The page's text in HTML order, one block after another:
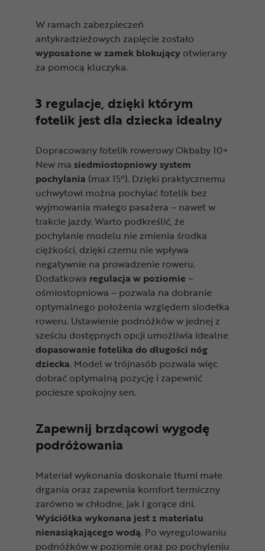
W ramach zabezpieczeń
antykradzieżowych zapięcie zostało
wyposażone w zamek blokujący otwierany
za pomocą kluczyka.
3 regulacje, dzięki którym
fotelik jest dla dziecka idealny
Dopracowany fotelik rowerowy Okbaby 10+
New ma siedmiostopniowy system
pochylania (max 15°). Dzięki praktycznemu
uchwytowi można pochylać fotelik bez
wyjmowania małego pasażera – nawet w
trakcie jazdy. Warto podkreślić, że
pochylanie modelu nie zmienia środka
ciężkości, dzięki czemu nie wpływa
negatywnie na prowadzenie roweru.
Dodatkowa regulacja w poziomie –
ośmiostopniowa – pozwala na dobranie
optymalnego położenia względem siodełka
roweru. Ustawienie podnóżków w jednej z
sześciu dostępnych opcji umożliwia idealne
dopasowanie fotelika do długości nóg
dziecka. Model w trójnasób pozwala więc
dobrać optymalną pozycję i zapewnić
pociesze spokojny sen.
Zapewnij brzdącowi wygodę
podróżowania
Materiał wykonania doskonale tłumi małe
drgania oraz zapewnia komfort termiczny
zarówno w chłodne, jak i gorące dni.
Wyściółka wykonana jest z materiału
nienasiąkającego wodą. Po wyregulowaniu
podnóżków w poziomie oraz po pochyleniu